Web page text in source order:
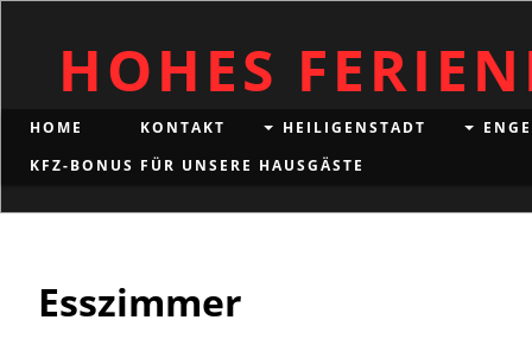
HOHES
HOME KONTAKT HEILIGENSTADT
KFZ-BONUS FÜR UNSERE HAUSGÄSTE
Esszimmer